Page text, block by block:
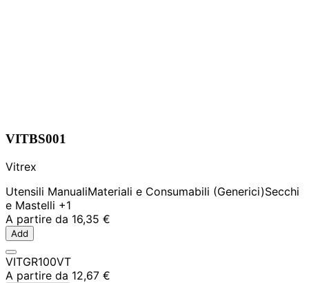
VITBS001
Vitrex
Utensili ManualiMateriali e Consumabili (Generici)Secchi
e Mastelli +1
A partire da 16,35 €
Add
VITGR100VT
A partire da 12,67 €